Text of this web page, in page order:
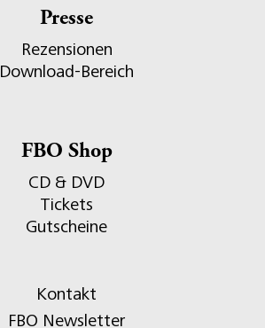
Presse
Rezensionen
Download-Bereich
FBO Shop
CD & DVD
Tickets
Gutscheine
Kontakt
FBO Newsletter